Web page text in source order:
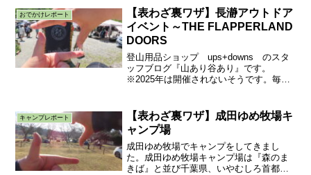
毎年２回、春先と晩秋に行ってます。前
回は主にキャン...
おでかけレポート
【表わざ裏ワザ】長瀞アウトドア
イベント～THE FLAPPERLAND
DOORS
登山用品ショップ ups+downs のスタ
ッフブログ『山あり谷あり』です。
※2025年は開催されないそうです。毎年5
てきました。山に囲まれた会場に否が...
キャンプレポート
【表わざ裏ワザ】成田ゆめ牧場キ
ャンプ場
成田ゆめ牧場でキャンプをしてきまし
た。成田ゆめ牧場キャンプ場は『森のま
きば』と並び千葉県、いやむしろ首都圏